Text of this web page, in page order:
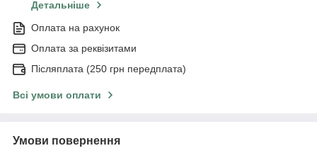
Детальніше
Оплата на рахунок
Оплата за реквізитами
Післяплата (250 грн передплата)
Всі умови оплати
Умови повернення